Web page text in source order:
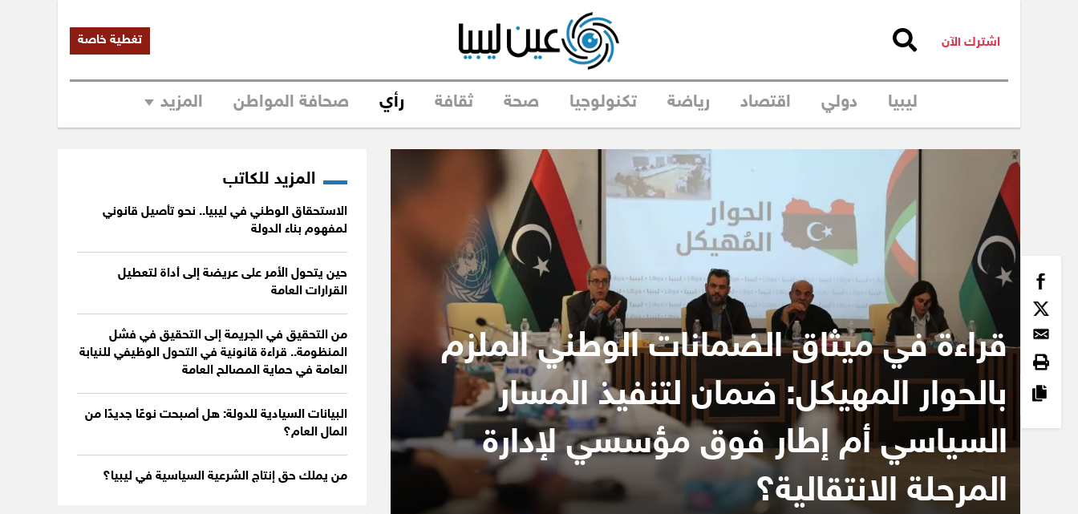
اشترك الآن تغطية خاصة
ليبيا دولي اقتصاد رياضة تكنولوجيا صحة ثقافة رأي صحافة المواطن المزيد
قراءة في ميثاق الضمانات الوطني الملزم
بالحوار المهيكل: ضمان لتنفيذ المسار
السياسي أم إطار فوق مؤسسي لإدارة
المرحلة الانتقالية؟
المزيد للكاتب
الاستحقاق الوطني في ليبيا.. نحو تأصيل قانوني
لمفهوم بناء الدولة
حين يتحول الأمر على عريضة إلى أداة لتعطيل
القرارات العامة
من التحقيق في الجريمة إلى التحقيق في فشل
المنظومة.. قراءة قانونية في التحول الوظيفي للنيابة
العامة في حماية المصالح العامة
البيانات السيادية للدولة: هل أصبحت نوعًا جديدًا من
المال العام؟
من يملك حق إنتاج الشرعية السياسية في ليبيا؟